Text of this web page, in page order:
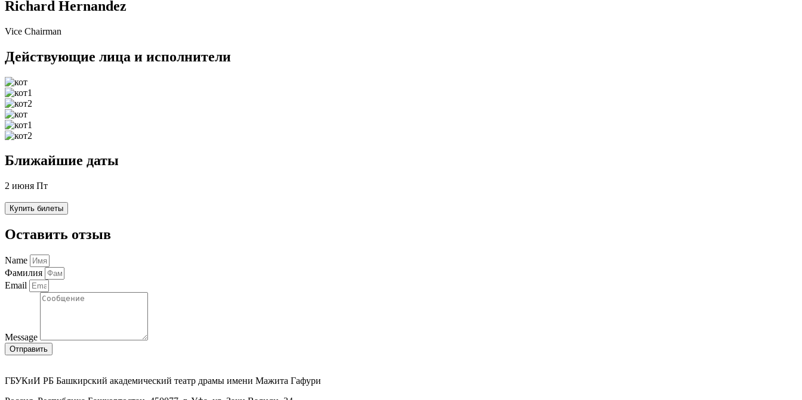
Richard Hernandez
Vice Chairman
Действующие лица и исполнители
Ближайшие даты
2 июня Пт
Купить билеты
Оставить отзыв
Name
Фамилия
Email
Message
Отправить
ГБУКиИ РБ Башкирский академический театр драмы имени Мажита Гафури